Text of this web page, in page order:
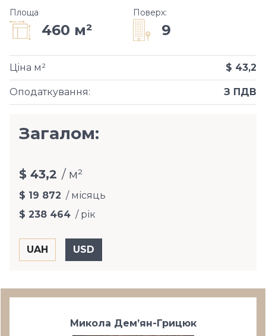
Площа
460 м²
Поверх:
9
Оподаткування: З ПДВ
Ціна м² $ 43,2
Загалом:
$ 43,2 / м²
$ 19 872 / місяць
$ 238 464 / рік
Микола Дем’ян-Грицюк